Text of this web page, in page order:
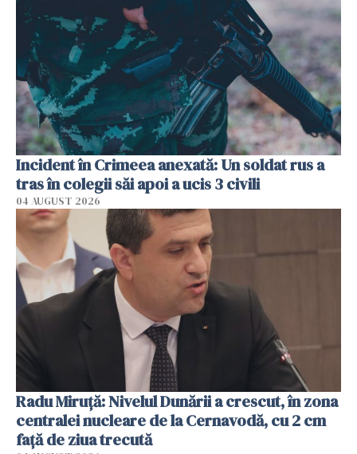
Incident în Crimeea anexată: Un soldat rus a
tras în colegii săi apoi a ucis 3 civili
04 AUGUST 2026
Radu Miruţă: Nivelul Dunării a crescut, în zona
centralei nucleare de la Cernavodă, cu 2 cm
faţă de ziua trecută